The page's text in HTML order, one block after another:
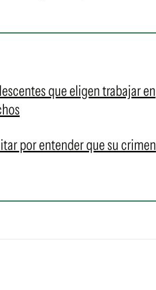
que eligen trabajar en
por entender que su crimen